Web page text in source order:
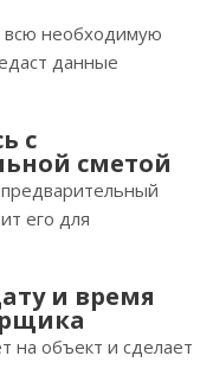
всю необходимую
данные
с
сметой
его для
и время
на объект и сделает